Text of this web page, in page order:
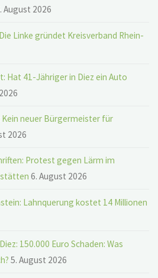
August 2026
Linke gründet Kreisverband Rhein-
Hat 41-Jähriger in Diez ein Auto
neuer Bürgermeister für
2026
Protest gegen Lärm im
6. August 2026
Lahnquerung kostet 14 Millionen
150.000 Euro Schaden: Was
5. August 2026